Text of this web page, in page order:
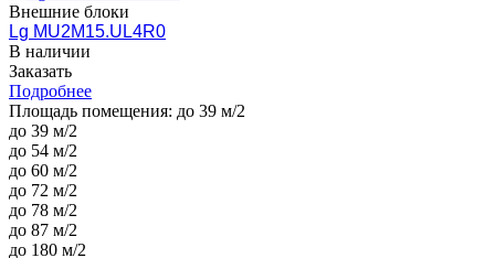
Внешние блоки
Lg MU2M15.UL4R0
В наличии
Заказать
Подробнее
Площадь помещения: до 39 м/2
до 39 м/2
до 54 м/2
до 60 м/2
до 72 м/2
до 78 м/2
до 87 м/2
до 180 м/2